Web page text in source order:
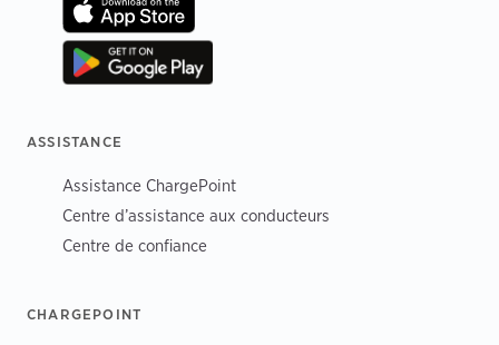
ASSISTANCE
Assistance ChargePoint
Centre d’assistance aux conducteurs
Centre de confiance
CHARGEPOINT